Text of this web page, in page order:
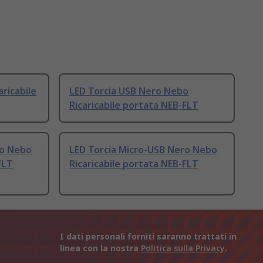
LED Torcia USB Nero Nebo
Ricaricabile portata NEB-FLT
Nebo
LED Torcia Micro-USB Nero Nebo
Ricaricabile portata NEB-FLT
I dati personali forniti saranno trattati in
linea con la nostra Politica sulla Privacy.